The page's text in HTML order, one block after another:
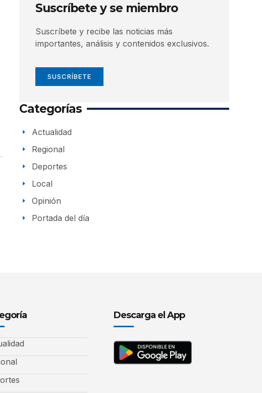
Suscríbete y se miembro
Suscríbete y recibe las noticias más
importantes, análisis y contenidos exclusivos.
SUSCRÍBETE
Categorías
Actualidad
Regional
Deportes
Local
Opinión
Portada del día
Descarga el App